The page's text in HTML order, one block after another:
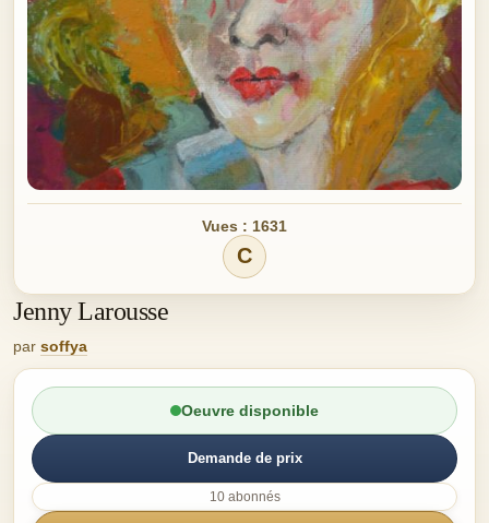
Vues : 1631
C
Jenny Larousse
par soffya
Oeuvre disponible
Demande de prix
10 abonnés